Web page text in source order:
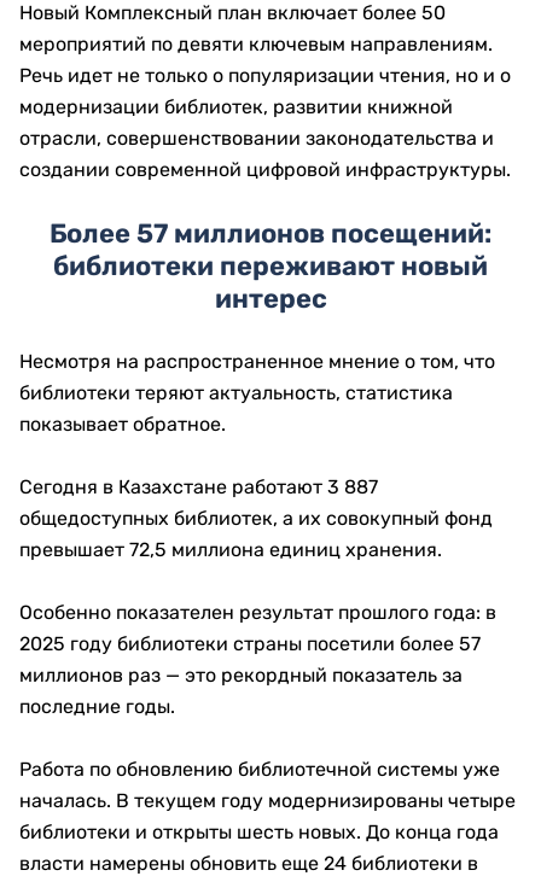
Новый Комплексный план включает более 50
мероприятий по девяти ключевым направлениям.
Речь идет не только о популяризации чтения, но и о
модернизации библиотек, развитии книжной
отрасли, совершенствовании законодательства и
создании современной цифровой инфраструктуры.
Более 57 миллионов посещений:
библиотеки переживают новый
интерес
Несмотря на распространенное мнение о том, что
библиотеки теряют актуальность, статистика
показывает обратное.
Сегодня в Казахстане работают 3 887
общедоступных библиотек, а их совокупный фонд
превышает 72,5 миллиона единиц хранения.
Особенно показателен результат прошлого года: в
2025 году библиотеки страны посетили более 57
миллионов раз — это рекордный показатель за
последние годы.
Работа по обновлению библиотечной системы уже
началась. В текущем году модернизированы четыре
библиотеки и открыты шесть новых. До конца года
власти намерены обновить еще 24 библиотеки в